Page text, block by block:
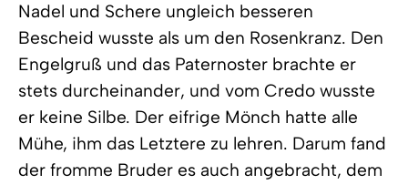
Nadel und Schere ungleich besseren
Bescheid wusste als um den Rosenkranz. Den
Engelgruß und das Paternoster brachte er
stets durcheinander, und vom Credo wusste
er keine Silbe. Der eifrige Mönch hatte alle
Mühe, ihm das Letztere zu lehren. Darum fand
der fromme Bruder es auch angebracht, dem